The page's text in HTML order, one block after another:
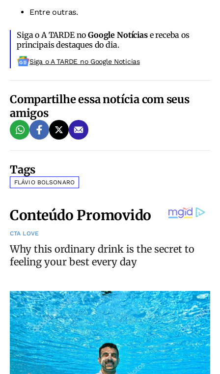
Entre outras.
Siga o A TARDE noGoogle Notíciase receba os
principais destaques do dia.
Siga o A TARDE no Google Noticias
Compartilhe essa notícia com seus
amigos
Tags
FLÁVIO BOLSONARO